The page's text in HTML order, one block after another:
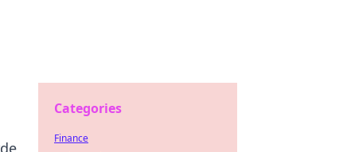
Categories
Finance